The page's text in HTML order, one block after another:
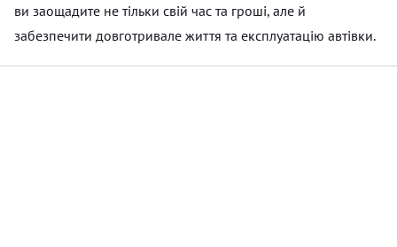
ви заощадите не тільки свій час та гроші, але й
забезпечити довготривале життя та експлуатацію автівки.